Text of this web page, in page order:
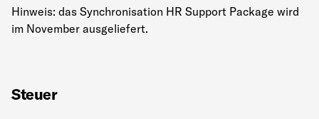
Hinweis: das Synchronisation HR Support Package wird
im November ausgeliefert.
Steuer